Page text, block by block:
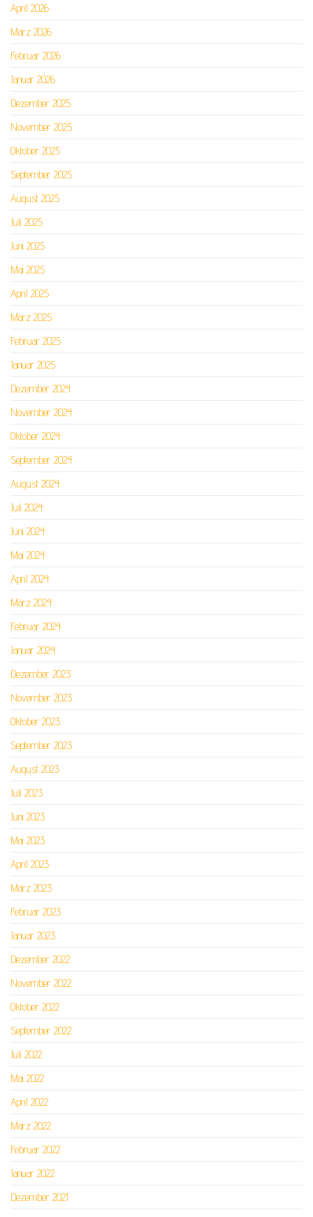
April 2026
März 2026
Februar 2026
Januar 2026
Dezember 2025
November 2025
Oktober 2025
September 2025
August 2025
Juli 2025
Juni 2025
Mai 2025
April 2025
März 2025
Februar 2025
Januar 2025
Dezember 2024
November 2024
Oktober 2024
September 2024
August 2024
Juli 2024
Juni 2024
Mai 2024
April 2024
März 2024
Februar 2024
Januar 2024
Dezember 2023
November 2023
Oktober 2023
September 2023
August 2023
Juli 2023
Juni 2023
Mai 2023
April 2023
März 2023
Februar 2023
Januar 2023
Dezember 2022
November 2022
Oktober 2022
September 2022
Juli 2022
Mai 2022
April 2022
März 2022
Februar 2022
Januar 2022
Dezember 2021